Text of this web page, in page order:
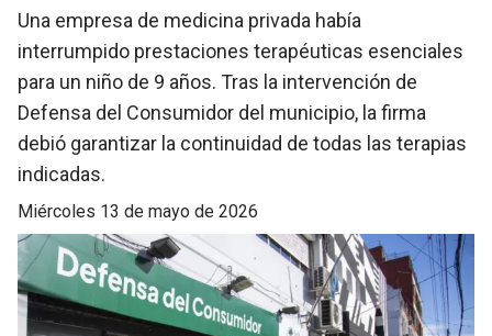
Una empresa de medicina privada había
interrumpido prestaciones terapéuticas esenciales
para un niño de 9 años. Tras la intervención de
Defensa del Consumidor del municipio, la firma
debió garantizar la continuidad de todas las terapias
indicadas.
miércoles 13 de mayo de 2026